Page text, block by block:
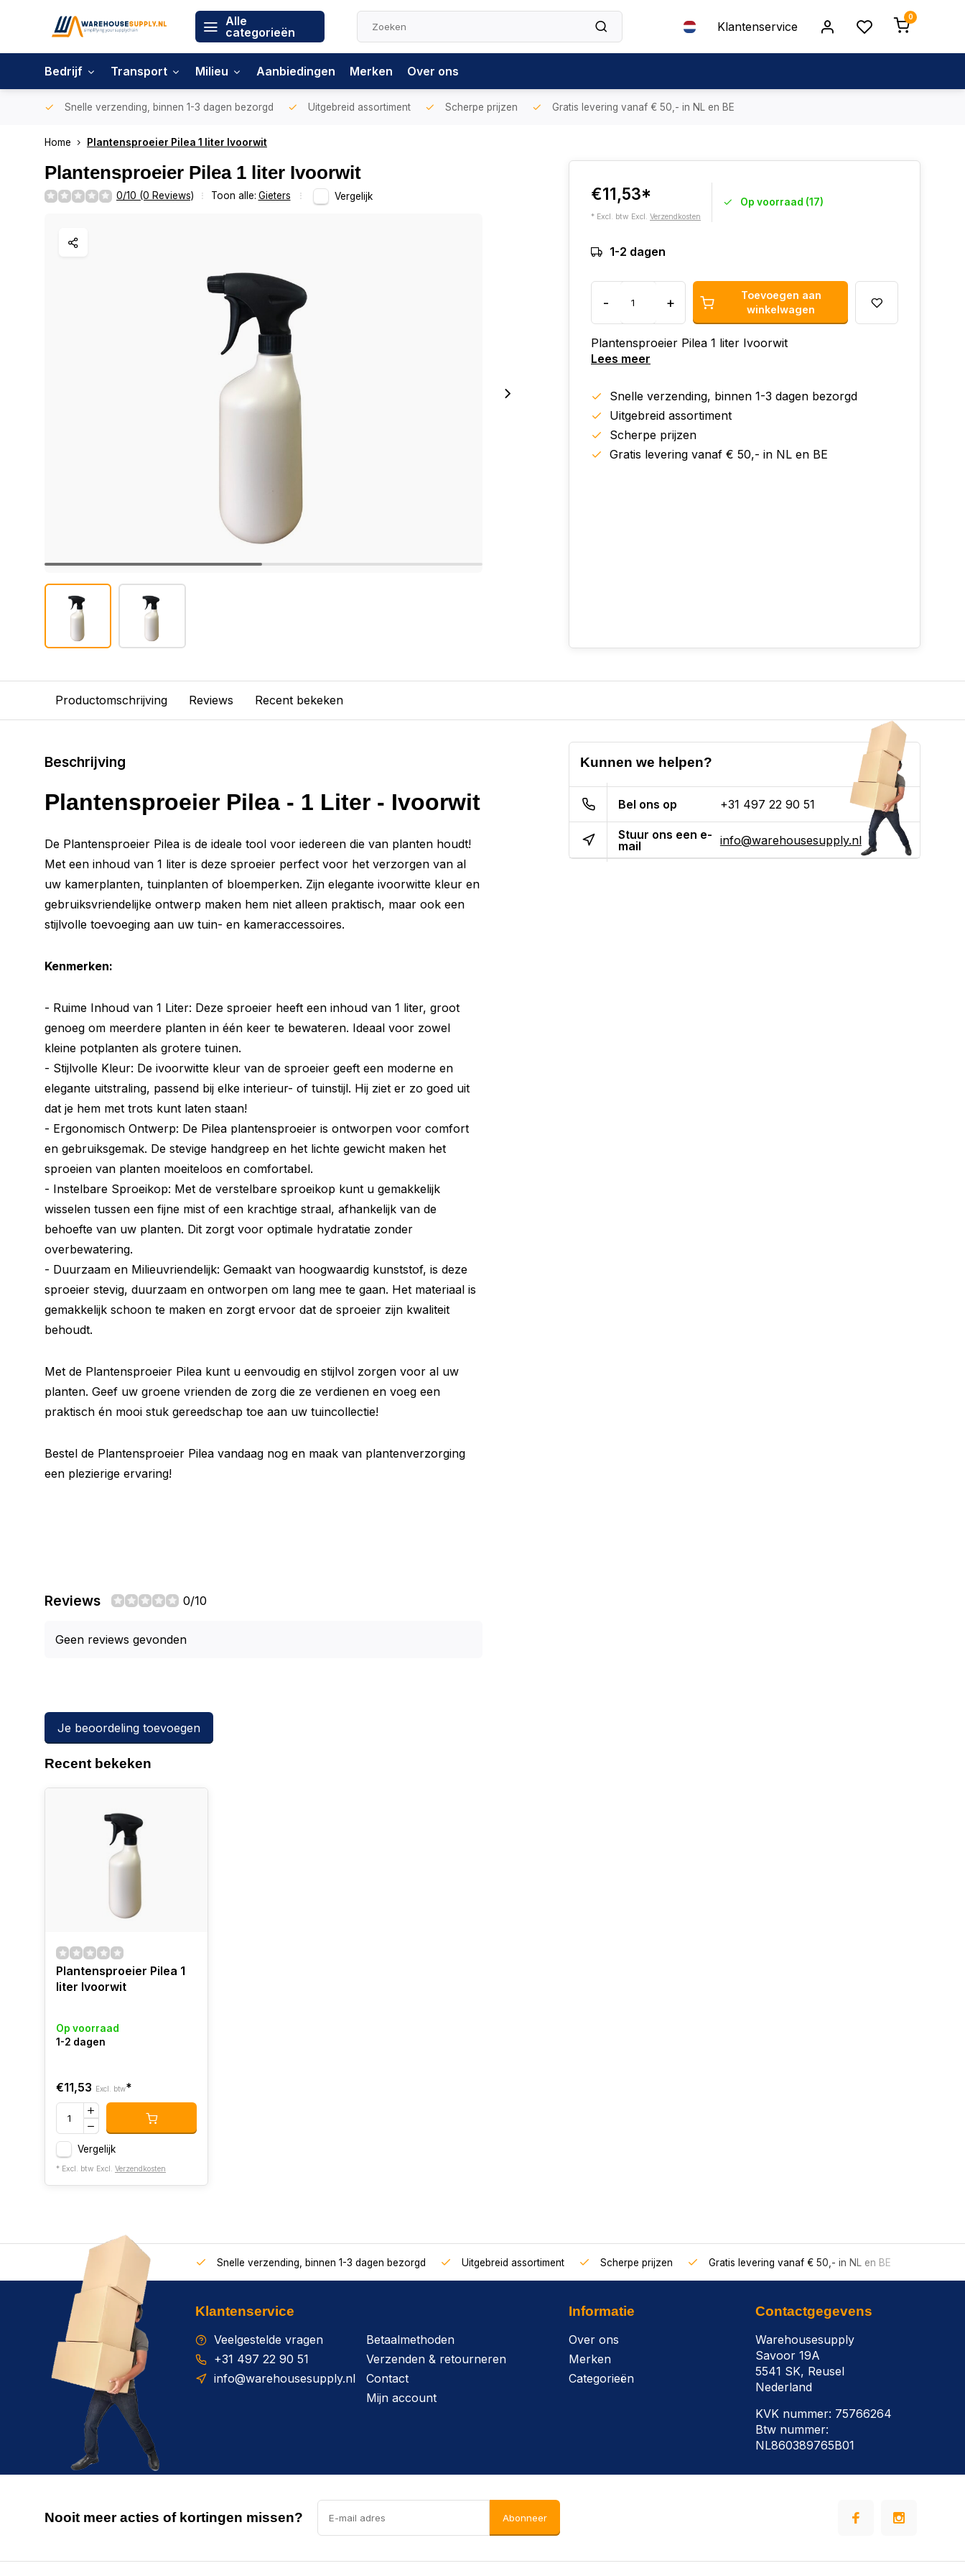
Alle
categorieën
Klantenservice
0
Bedrijf Transport Milieu Aanbiedingen Merken Over ons
Snelle verzending, binnen 1-3 dagen bezorgd Uitgebreid assortiment Scherpe prijzen Gratis levering vanaf € 50,- in NL en BE
Home Plantensproeier Pilea 1 liter Ivoorwit
Plantensproeier Pilea 1 liter Ivoorwit
0/10 (0 Reviews) Toon alle: Gieters Vergelijk €11,53*
* Excl. btw Excl. Verzendkosten
Op voorraad (17)
1-2 dagen
- +
Toevoegen aan
winkelwagen
Plantensproeier Pilea 1 liter Ivoorwit
Lees meer
Snelle verzending, binnen 1-3 dagen bezorgd
Uitgebreid assortiment
Scherpe prijzen
Gratis levering vanaf € 50,- in NL en BE
Productomschrijving Reviews Recent bekeken
Beschrijving
Plantensproeier Pilea - 1 Liter - Ivoorwit
De Plantensproeier Pilea is de ideale tool voor iedereen die van planten houdt!
Met een inhoud van 1 liter is deze sproeier perfect voor het verzorgen van al
uw kamerplanten, tuinplanten of bloemperken. Zijn elegante ivoorwitte kleur en
gebruiksvriendelijke ontwerp maken hem niet alleen praktisch, maar ook een
stijlvolle toevoeging aan uw tuin- en kameraccessoires.
Kenmerken:
- Ruime Inhoud van 1 Liter: Deze sproeier heeft een inhoud van 1 liter, groot
genoeg om meerdere planten in één keer te bewateren. Ideaal voor zowel
kleine potplanten als grotere tuinen.
- Stijlvolle Kleur: De ivoorwitte kleur van de sproeier geeft een moderne en
elegante uitstraling, passend bij elke interieur- of tuinstijl. Hij ziet er zo goed uit
dat je hem met trots kunt laten staan!
- Ergonomisch Ontwerp: De Pilea plantensproeier is ontworpen voor comfort
en gebruiksgemak. De stevige handgreep en het lichte gewicht maken het
sproeien van planten moeiteloos en comfortabel.
- Instelbare Sproeikop: Met de verstelbare sproeikop kunt u gemakkelijk
wisselen tussen een fijne mist of een krachtige straal, afhankelijk van de
behoefte van uw planten. Dit zorgt voor optimale hydratatie zonder
overbewatering.
- Duurzaam en Milieuvriendelijk: Gemaakt van hoogwaardig kunststof, is deze
sproeier stevig, duurzaam en ontworpen om lang mee te gaan. Het materiaal is
gemakkelijk schoon te maken en zorgt ervoor dat de sproeier zijn kwaliteit
behoudt.
Met de Plantensproeier Pilea kunt u eenvoudig en stijlvol zorgen voor al uw
planten. Geef uw groene vrienden de zorg die ze verdienen en voeg een
praktisch én mooi stuk gereedschap toe aan uw tuincollectie!
Bestel de Plantensproeier Pilea vandaag nog en maak van plantenverzorging
een plezierige ervaring!
Reviews 0/10
Geen reviews gevonden
Je beoordeling toevoegen
Kunnen we helpen?
Bel ons op +31 497 22 90 51
Stuur ons een e-
mail
info@warehousesupply.nl
Recent bekeken
Plantensproeier Pilea 1
liter Ivoorwit
Op voorraad
1-2 dagen
€11,53 Excl. btw*
Vergelijk
* Excl. btw Excl. Verzendkosten
Snelle verzending, binnen 1-3 dagen bezorgd Uitgebreid assortiment Scherpe prijzen Gratis levering vanaf € 50,- in NL en BE
Klantenservice
Veelgestelde vragen
+31 497 22 90 51
info@warehousesupply.nl
Betaalmethoden
Verzenden & retourneren
Contact
Mijn account
Informatie
Over ons
Merken
Categorieën
Contactgegevens
Warehousesupply
Savoor 19A
5541 SK, Reusel
Nederland
KVK nummer: 75766264
Btw nummer:
NL860389765B01
Nooit meer acties of kortingen missen? Abonneer